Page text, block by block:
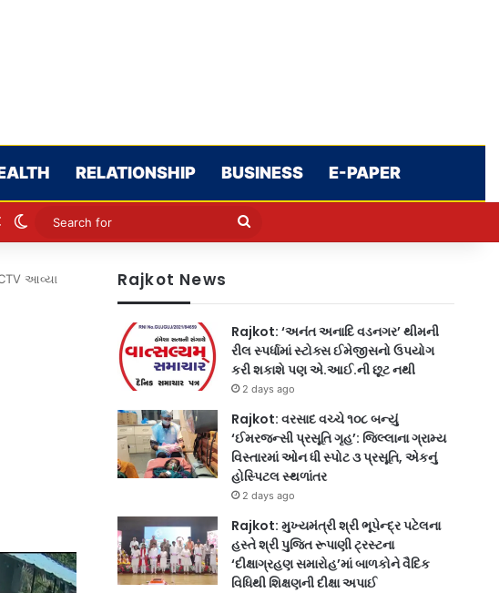
RELATIONSHIP BUSINESS E-PAPER
Random Article
Switch skin
Search
આવ્યા
Rajkot News
Rajkot: ‘અનંત અનાદિ વડનગર’ થીમની
રીલ સ્પર્ધામાં સ્ટોક્સ ઈમેજીસનો ઉપયોગ
કરી શકાશે પણ એ.આઈ.ની છૂટ નથી
2 days ago
Rajkot: વરસાદ વચ્ચે ૧૦૮ બન્યું
‘ઈમરજન્સી પ્રસૂતિ ગૃહ’: જિલ્લાના ગ્રામ્ય
વિસ્તારમાં ઓન ધી સ્પોટ ૩ પ્રસૂતિ, એકનું
હોસ્પિટલ સ્થળાંતર
2 days ago
Rajkot: મુખ્યમંત્રી શ્રી ભૂપેન્દ્ર પટેલના
હસ્તે શ્રી પુજિત રૂપાણી ટ્રસ્ટના
‘દીક્ષાગ્રહણ સમારોહ’માં બાળકોને વૈદિક
વિધિથી શિક્ષણની દીક્ષા અપાઈ